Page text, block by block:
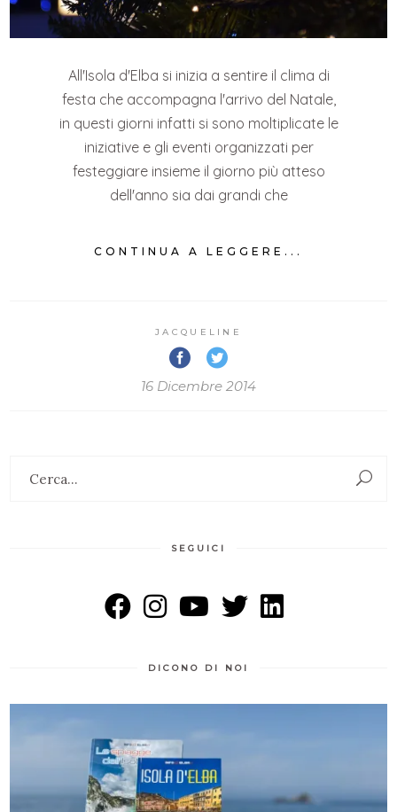
All'Isola d'Elba si inizia a sentire il clima di
festa che accompagna l'arrivo del Natale,
in questi giorni infatti si sono moltiplicate le
iniziative e gli eventi organizzati per
festeggiare insieme il giorno più atteso
dell'anno sia dai grandi che
CONTINUA A LEGGERE...
JACQUELINE
16 Dicembre 2014
SEGUICI
DICONO DI NOI